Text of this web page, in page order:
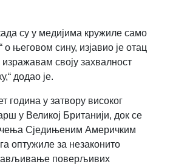
су у медијима кружиле само
о његовом сину, изјавио је отац
своју захвалност
додао је.
година у затвору високог
у Великој Британији, док се
Сједињеним Америчким
оптужиле за незаконито
поверљивих